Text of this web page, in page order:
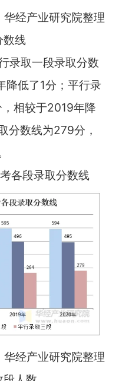
华经产业研究院整理
数线
录取一段录取分数
低了1分；平行录
相较于2019年降
分数线为279分，
各段录取分数线
华经产业研究院整理